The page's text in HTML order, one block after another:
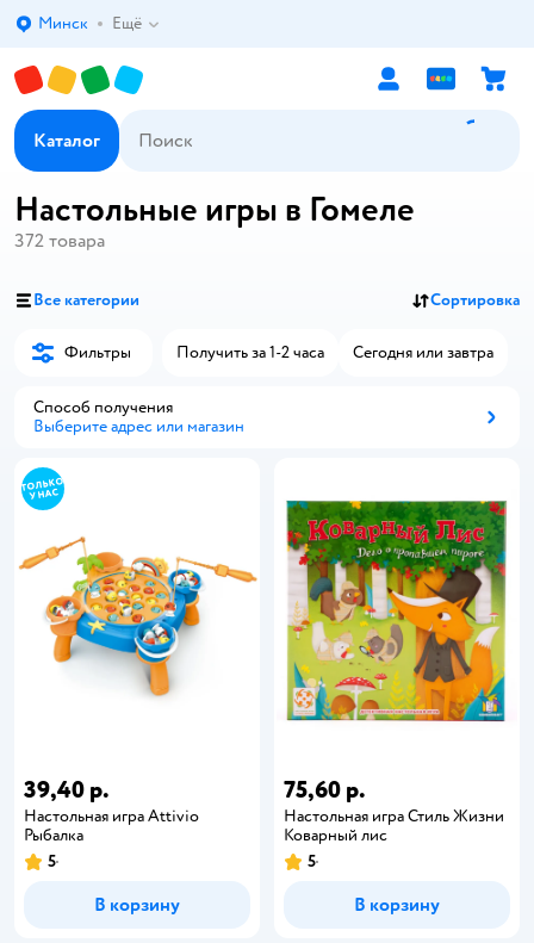
Выбор адреса доставки.
Минск Ещё
Каталог
Настольные игры в Гомеле
372 товара
Все категории Сортировка
Фильтры Получить за 1-2 часа Сегодня или завтра
Способ получения
Выберите адрес или магазин
39,40 р.
Настольная игра Attivio
Рыбалка
5
В корзину
75,60 р.
Настольная игра Стиль Жизни
Коварный лис
5
В корзину